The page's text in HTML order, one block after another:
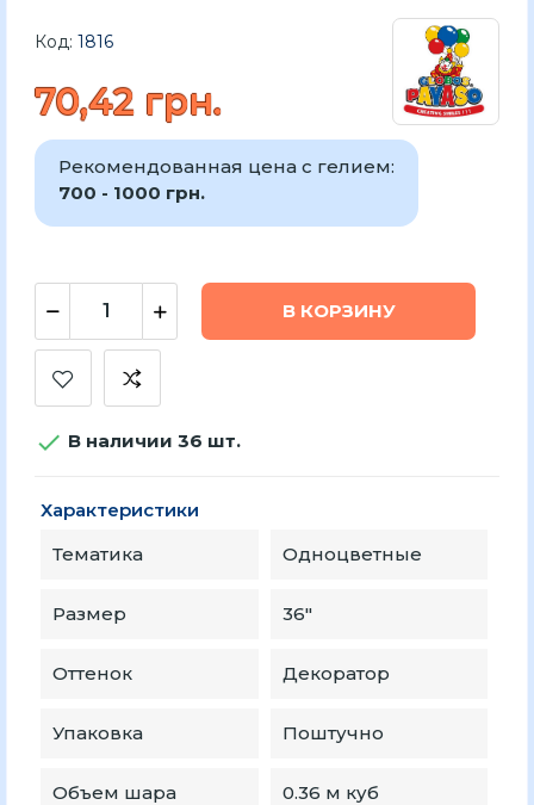
Код: 1816
70,42 грн.
Рекомендованная цена с гелием:
700 - 1000 грн.
В КОРЗИНУ
 В наличии 36 шт.
Характеристики
Тематика
Одноцветные
Размер 36″
Оттенок Декоратор
Упаковка Поштучно
Объем шара 0.36 м куб